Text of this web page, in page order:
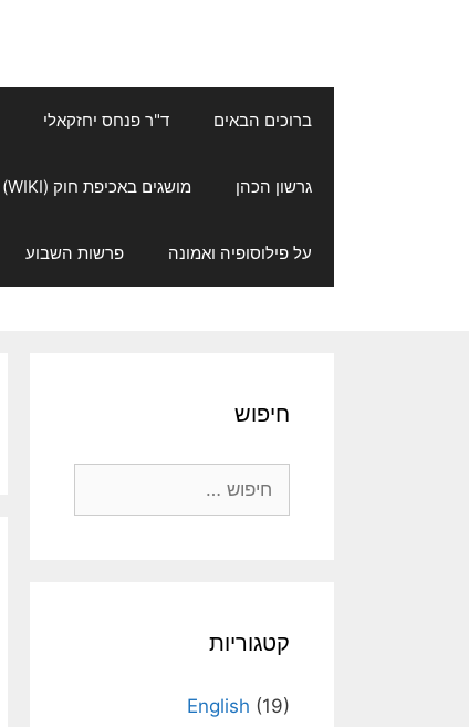
ברוכים הבאים ד"ר פנחס יחזקאלי
גרשון הכהן מושגים באכיפת חוק (WIKI)
על פילוסופיה ואמונה פרשות השבוע
חיפוש
קטגוריות
English (19)